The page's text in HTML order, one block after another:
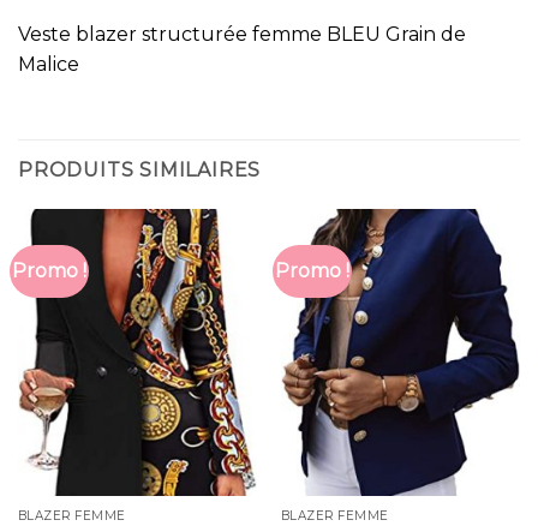
Veste blazer structurée femme BLEU Grain de
Malice
PRODUITS SIMILAIRES
Promo !
BLAZER FEMME
Promo !
BLAZER FEMME